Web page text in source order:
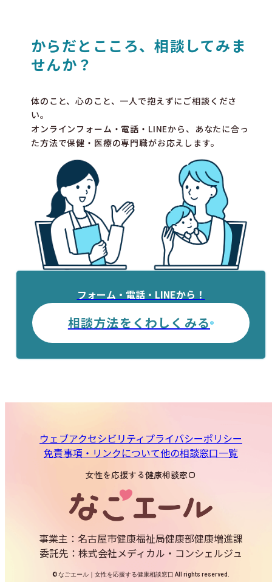
からだとこころ、相談してみま
せんか？
体のこと、心のこと、一人で抱えずにご相談くださ
い。
オンラインフォーム・電話・LINEから、あなたに合っ
た方法で保健・医療の専門職がお応えします。
フォーム・電話・LINEから！
相談方法をくわしくみる
ウェブアクセシビリティ プライバシーポリシー
免責事項・リンクについて他の相談窓口一覧
女性を応援する健康相談窓口
事業主：名古屋市健康福祉局健康部健康増進課
委託先：株式会社メディカル・コンシェルジュ
© なごエール｜女性を応援する健康相談窓口 All rights reserved.